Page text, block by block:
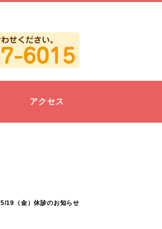
アクセス
5/19（金）休診のお知らせ